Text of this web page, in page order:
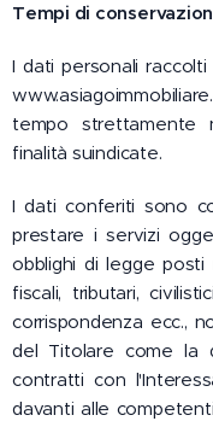
Tempi di
I dati personali
tempo strettamente
finalità suindicate.
I dati conferiti sono
prestare i servizi
obblighi di legge
fiscali, tributari,
corrispondenza ecc.,
del Titolare come la
contratti con
davanti alle